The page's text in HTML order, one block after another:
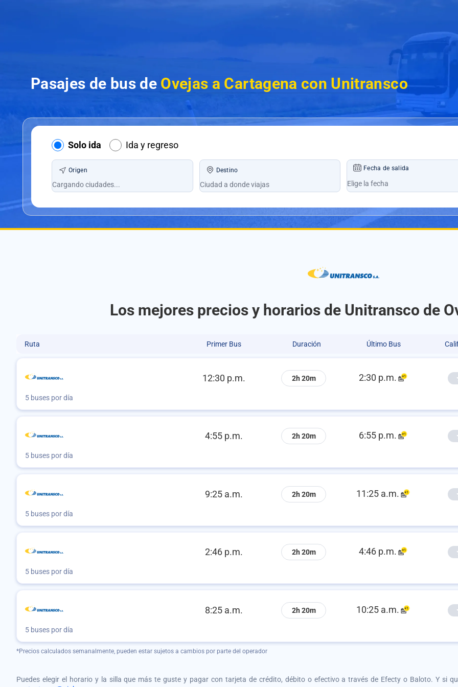
Pasajes de bus de Ovejas a Cartagena con Unitransco
Solo ida Ida y regreso
Origen Destino Fecha de salida
Los mejores precios y horarios de Unitransco de
Ruta Primer Bus Duración Último Bus
12:30 p.m. 2h 20m 2:30 p.m.
5 buses por día
4:55 p.m. 2h 20m 6:55 p.m.
5 buses por día
9:25 a.m. 2h 20m 11:25 a.m.
5 buses por día
2:46 p.m. 2h 20m 4:46 p.m.
5 buses por día
8:25 a.m. 2h 20m 10:25 a.m.
5 buses por día
*Precios calculados semanalmente, pueden estar sujetos a cambios por parte del operador
Puedes elegir el horario y la silla que más te guste y pagar con tarjeta de crédito, débito o efectivo a través de Efecty o Baloto. Y si